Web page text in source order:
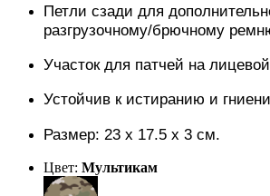
Петли сзади для
разгрузочному/брючному
Участок для патчей на
Устойчив к истиранию и
Размер: 23 х 17.5 х 3 см.
Цвет: Мультикам